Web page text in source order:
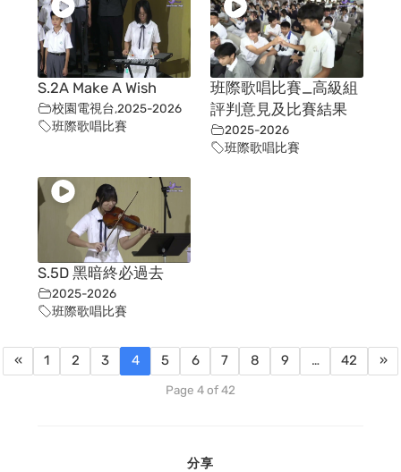
S.2A Make A Wish
校園電視台,2025-2026
班際歌唱比賽
班際歌唱比賽_高級組
評判意見及比賽結果
2025-2026
班際歌唱比賽
S.5D 黑暗終必過去
2025-2026
班際歌唱比賽
« 1 2 3 4 5 6 7 8 9 … 42 »
Page 4 of 42
分享